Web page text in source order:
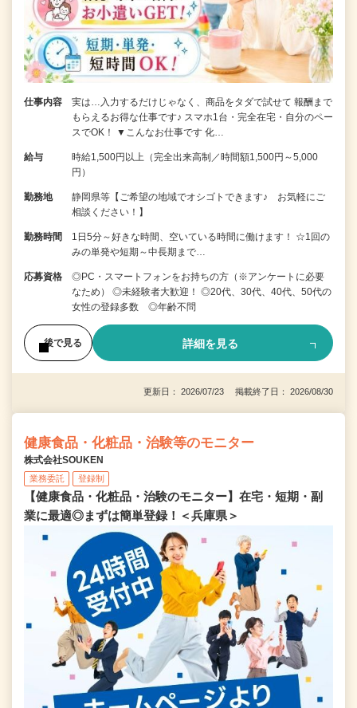
仕事内容
実は…入力するだけじゃなく、商品をタダで試せて 報酬まで
もらえるお得な仕事です♪ スマホ1台・完全在宅・自分のペー
スでOK！ ▼こんなお仕事です 化…
給与
時給1,500円以上（完全出来高制／時間額1,500円～5,000
円）
勤務地
静岡県等【ご希望の地域でオシゴトできます♪ お気軽にご
相談ください！】
勤務時間
1日5分～好きな時間、空いている時間に働けます！ ☆1回の
みの単発や短期～中長期まで…
応募資格
◎PC・スマートフォンをお持ちの方（※アンケートに必要
なため） ◎未経験者大歓迎！ ◎20代、30代、40代、50代の
女性の登録多数 ◎年齢不問
後で見る 詳細を見る
更新日： 2026/07/23 掲載終了日： 2026/08/30
健康食品・化粧品・治験等のモニター
株式会社SOUKEN
業務委託 登録制
【健康食品・化粧品・治験のモニター】在宅・短期・副
業に最適◎まずは簡単登録！＜兵庫県＞